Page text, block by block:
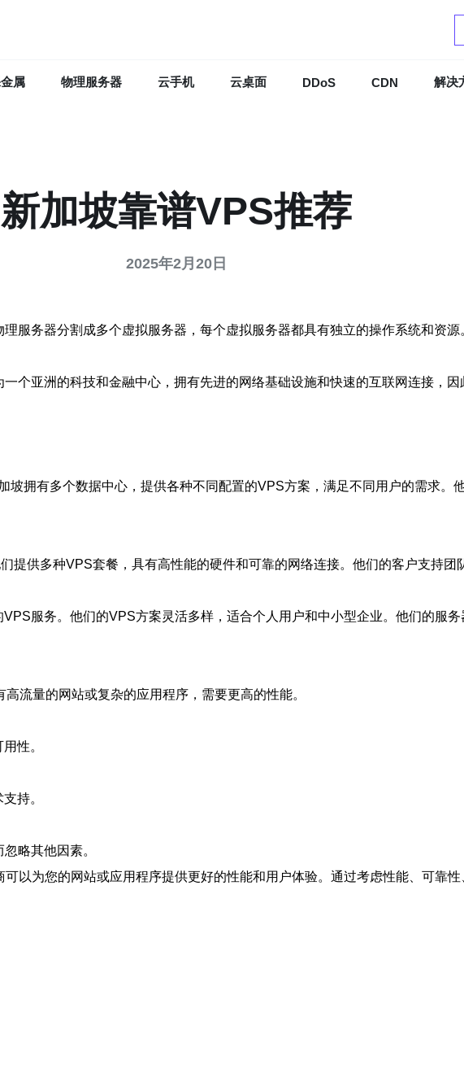
属 物理服务器 云手机 云桌面 DDoS CDN 解决
新加坡靠谱VPS推荐
2025年2月20日
服务器分割成多个虚拟服务器，每个虚拟服务器都具有独立的操作系统和资源
个亚洲的科技和金融中心，拥有先进的网络基础设施和快速的互联网连接，
拥有多个数据中心，提供各种不同配置的VPS方案，满足不同用户的需求。
提供多种VPS套餐，具有高性能的硬件和可靠的网络连接。他们的客户支持团
服务。他们的VPS方案灵活多样，适合个人用户和中小型企业。他们的服务
流量的网站或复杂的应用程序，需要更高的性能。
性。
持。
略其他因素。
以为您的网站或应用程序提供更好的性能和用户体验。通过考虑性能、可靠